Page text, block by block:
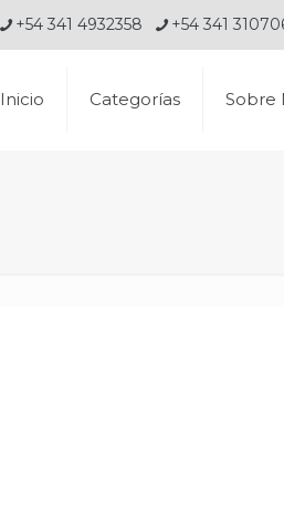
+54 341 4932358 +54 341
Inicio Categorías Sobre